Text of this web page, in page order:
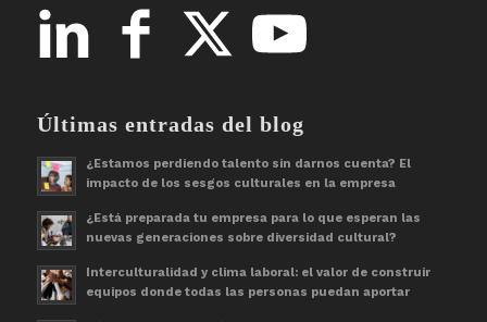
Últimas entradas del blog
¿Estamos perdiendo talento sin darnos cuenta? El
impacto de los sesgos culturales en la empresa
¿Está preparada tu empresa para lo que esperan las
nuevas generaciones sobre diversidad cultural?
Interculturalidad y clima laboral: el valor de construir
equipos donde todas las personas puedan aportar